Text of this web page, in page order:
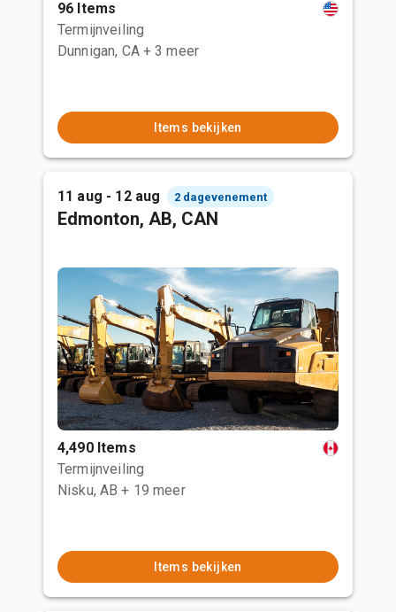
96 Items
Termijnveiling
Dunnigan, CA + 3 meer
Items bekijken
11 aug - 12 aug 2 dagevenement
Edmonton, AB, CAN
4,490 Items
Termijnveiling
Nisku, AB + 19 meer
Items bekijken